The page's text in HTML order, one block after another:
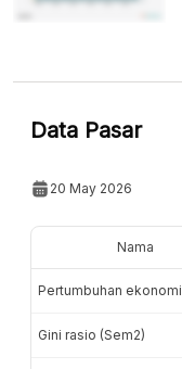
Data Pasar
20 May 2026
Nama
Pertumbuhan ekonomi
Gini rasio (Sem2)